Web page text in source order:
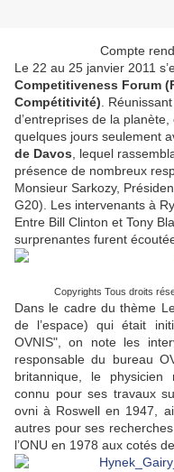
Compte
Le 22 au 25 janvier 2011
Competitiveness Forum
Compétitivité) .
d’entreprises de la
quelques jours seulement
de Davos , lequel
présence de nombreux
Monsieur Sarkozy,
G20). Les intervenants à
Entre Bill Clinton et Tony
surprenantes furent
Copyrights Tous droits
Dans le cadre du thème
de l’espace) qui était
OVNIS", on note les
responsable du bureau
britannique, le
connu pour ses travaux
ovni à Roswell en 1947,
autres pour ses
l’ONU en 1978 aux cotés